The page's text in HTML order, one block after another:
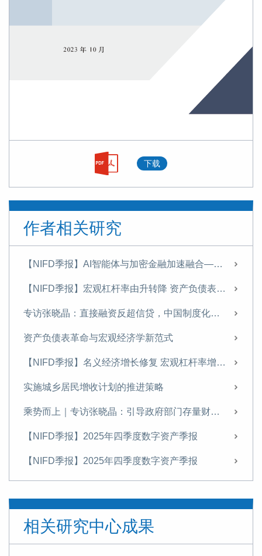
下载
作者相关研究
【NIFD季报】AI智能体与加密金融加速融合——2026年上半年股票市场分析报告
【NIFD季报】宏观杠杆率由升转降 资产负债表修复承压——2026年二季度宏观杠杆率报告
专访张晓晶：直接融资反超信贷，中国制度化创新冒险能力持续增强｜科创资本论
资产负债表革命与宏观经济学新范式
【NIFD季报】名义经济增长修复 宏观杠杆率增幅收窄——2026年一季度宏观杠杆率报告
实施城乡居民增收计划的推进策略
乘势而上｜专访张晓晶：引导政府部门存量财富向居民部门适度转移
【NIFD季报】2025年四季度数字资产季报
【NIFD季报】2025年四季度数字资产季报
【NIFD季报】优化宏观杠杆率结构 提高信用扩张对增长的支持效能——2025年四季度宏观杠杆率报告
相关研究中心成果